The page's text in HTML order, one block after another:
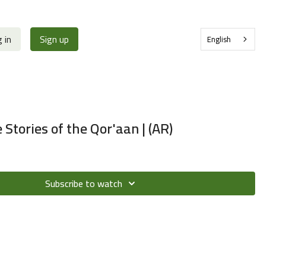
in Sign up English
of the Qor'aan | (AR)
Subscribe to watch